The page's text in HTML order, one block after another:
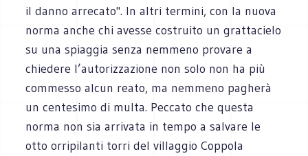
il danno arrecato". In altri termini, con la nuova
norma anche chi avesse costruito un grattacielo
su una spiaggia senza nemmeno provare a
chiedere l’autorizzazione non solo non ha più
commesso alcun reato, ma nemmeno pagherà
un centesimo di multa. Peccato che questa
norma non sia arrivata in tempo a salvare le
otto orripilanti torri del villaggio Coppola